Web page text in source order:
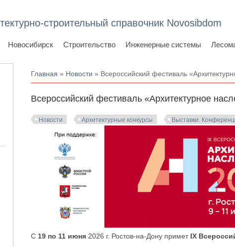
строительный справочник Novosibdom
Новосибирск Строительство Инженерные системы
Вы здесь
Главная » Новости » Всероссийский фестиваль
Всероссийский фестиваль «Архитектурное
Новости Архитектурные конкурсы Выставки.
С 19 по 11 июня 2026 г. Ростов-на-Дону примет IX